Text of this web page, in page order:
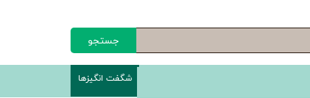
جستجو
شگفت انگیزها